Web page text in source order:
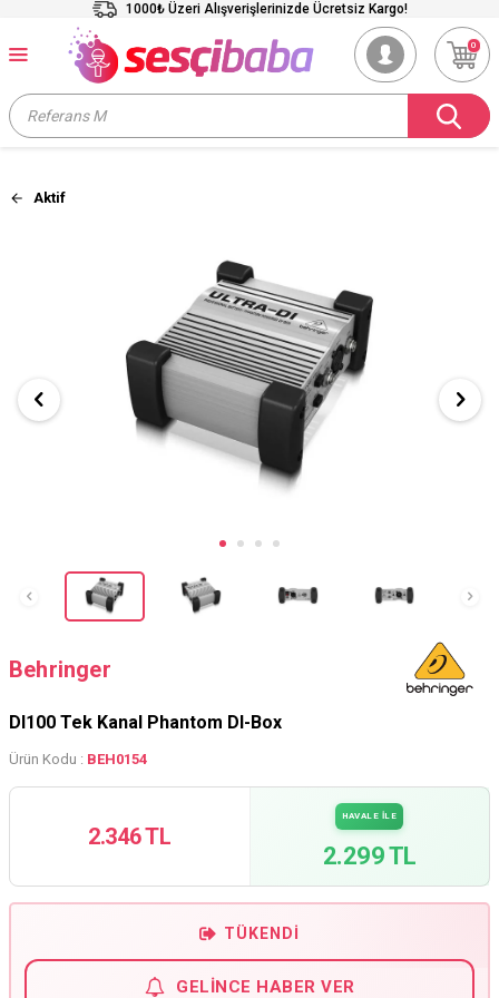
1000₺ Üzeri Alışverişlerinizde Ücretsiz Kargo!
0
Aktif
Behringer
DI100 Tek Kanal Phantom DI-Box
Ürün Kodu : BEH0154
2.346 TL
HAVALE İLE
2.299 TL
TÜKENDI
GELINCE HABER VER